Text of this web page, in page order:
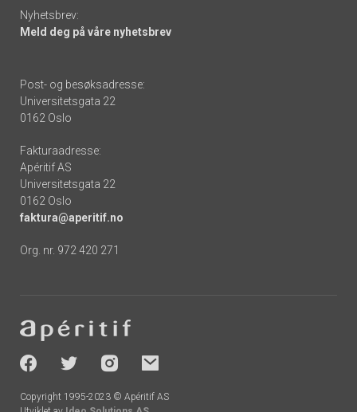
Nyhetsbrev:
Meld deg på våre nyhetsbrev
Post- og besøksadresse:
Universitetsgata 22
0162 Oslo
Fakturaadresse:
Apéritif AS
Universitetsgata 22
0162 Oslo
faktura@aperitif.no
Org. nr. 972 420 271
-
socials
Copyright 1995-2023 © Apéritif AS